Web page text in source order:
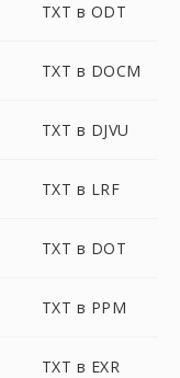
TXT в ODT
TXT в DOCM
TXT в DJVU
TXT в LRF
TXT в DOT
TXT в PPM
TXT в EXR